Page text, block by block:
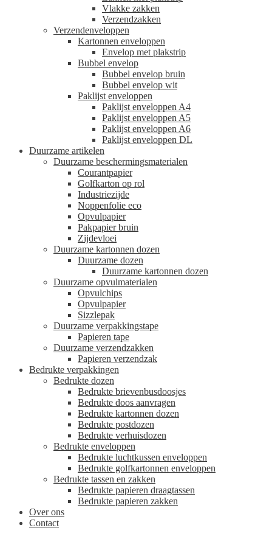
Vlakke zakken
Verzendzakken
Verzendenveloppen
Kartonnen enveloppen
Envelop met plakstrip
Bubbel envelop
Bubbel envelop bruin
Bubbel envelop wit
Paklijst enveloppen
Paklijst enveloppen A4
Paklijst enveloppen A5
Paklijst enveloppen A6
Paklijst enveloppen DL
Duurzame artikelen
Duurzame beschermingsmaterialen
Courantpapier
Golfkarton op rol
Industriezijde
Noppenfolie eco
Opvulpapier
Pakpapier bruin
Zijdevloei
Duurzame kartonnen dozen
Duurzame dozen
Duurzame kartonnen dozen
Duurzame opvulmaterialen
Opvulchips
Opvulpapier
Sizzlepak
Duurzame verpakkingstape
Papieren tape
Duurzame verzendzakken
Papieren verzendzak
Bedrukte verpakkingen
Bedrukte dozen
Bedrukte brievenbusdoosjes
Bedrukte doos aanvragen
Bedrukte kartonnen dozen
Bedrukte postdozen
Bedrukte verhuisdozen
Bedrukte enveloppen
Bedrukte luchtkussen enveloppen
Bedrukte golfkartonnen enveloppen
Bedrukte tassen en zakken
Bedrukte papieren draagtassen
Bedrukte papieren zakken
Over ons
Contact